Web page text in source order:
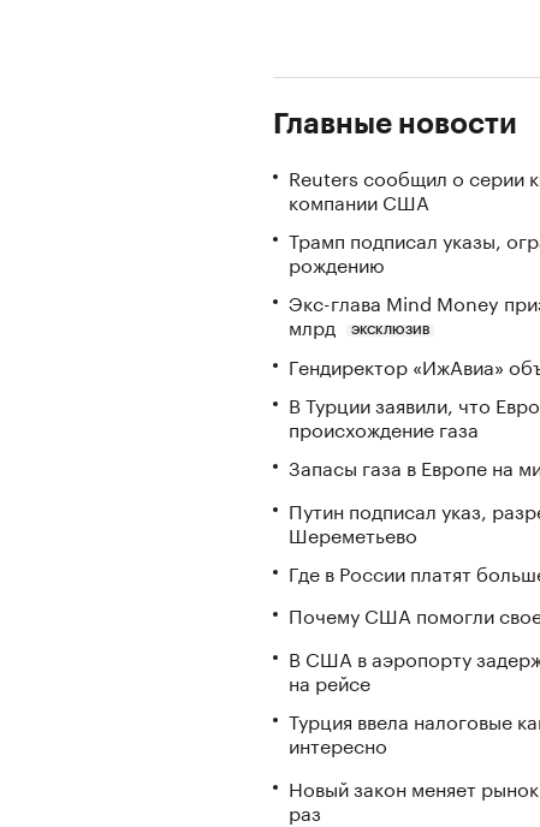
Главные новости
Reuters сообщил о серии
компании США
Трамп подписал указы,
рождению
Экс-глава Mind Money
млрд
ЭКСКЛЮЗИВ
Гендиректор «ИжАвиа»
В Турции заявили, что
происхождение газа
Запасы газа в Европе на
Путин подписал указ,
Шереметьево
Где в России платят
Почему США помогли
В США в аэропорту
на рейсе
Турция ввела налоговые
интересно
Новый закон меняет
раз